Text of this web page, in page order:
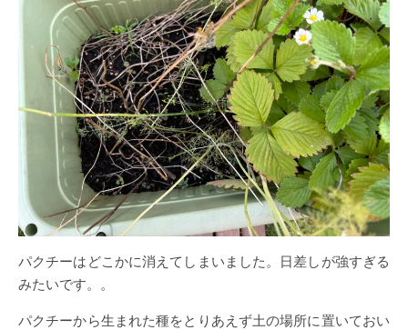
パクチーはどこかに消えてしまいました。日差しが強すぎる
みたいです。。
パクチーから生まれた種をとりあえず土の場所に置いておい